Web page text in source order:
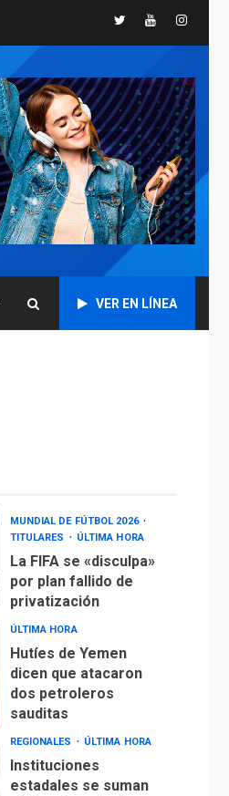
TwitterYoutube
VER EN LÍNEA
TITULARES
CNP plantea incluir
Libertad de Expresión
en agenda de
negociación con
comisión de AN 2015
DESTACADOS
NACIONALES
ÚLTIMA HORA
Gobierno nacional y
regional nos
respaldaron desde el
primer momento tras
asegura Gustavo
Duque
MUNDIAL DE FÚTBOL 2026
TITULARES
ÚLTIMA HORA
La FIFA se «disculpa»
por plan fallido de
privatización
ÚLTIMA HORA
Hutíes de Yemen
dicen que atacaron
dos petroleros
sauditas
REGIONALES ÚLTIMA HORA
Instituciones
estadales se suman